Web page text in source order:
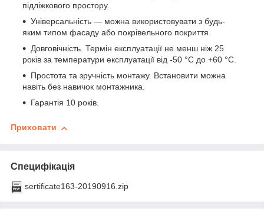
підліжкового простору.
Універсальність — можна використовувати з будь-
яким типом фасаду або покрівельного покриття.
Довговічність. Термін експлуатації не менш ніж 25
років за температури експлуатації від -50 °C до +60 °C.
Простота та зручність монтажу. Встановити можна
навіть без навичок монтажника.
Гарантія 10 років.
Приховати
Специфікація
sertificate163-20190916.zip